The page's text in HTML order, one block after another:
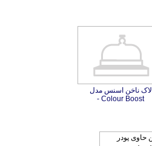
لاک ناخن اسنس مدل
Colour Boost -